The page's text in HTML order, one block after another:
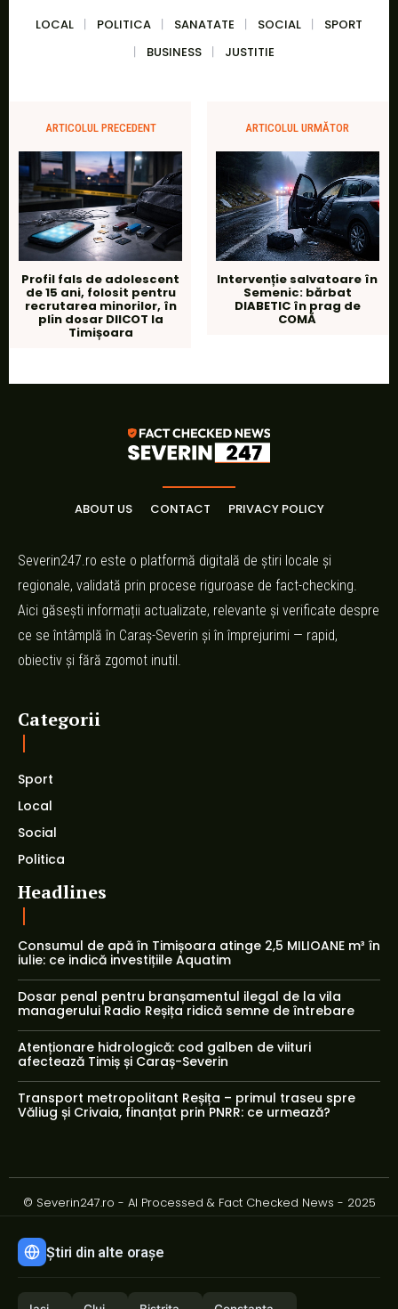
LOCAL POLITICA SANATATE SOCIAL
SPORT
BUSINESS
JUSTITIE
ARTICOLUL PRECEDENT
Profil fals de adolescent
de 15 ani, folosit pentru
recrutarea minorilor, în
plin dosar DIICOT la
Timișoara
ARTICOLUL URMĂTOR
Intervenție salvatoare în
Semenic: bărbat
DIABETIC în prag de
COMĂ
ABOUT US CONTACT PRIVACY POLICY
Severin247.ro este o platformă digitală de știri locale și
regionale, validată prin procese riguroase de fact-checking.
Aici găsești informații actualizate, relevante și verificate despre
ce se întâmplă în Caraș-Severin și în împrejurimi — rapid,
obiectiv și fără zgomot inutil.
Categorii
Sport
Local
Social
Politica
Headlines
Consumul de apă în Timișoara atinge 2,5 MILIOANE m³ în
iulie: ce indică investițiile Aquatim
Dosar penal pentru branșamentul ilegal de la vila
managerului Radio Reșița ridică semne de întrebare
Atenționare hidrologică: cod galben de viituri
afectează Timiș și Caraș-Severin
Transport metropolitant Reșița – primul traseu spre
Văliug și Crivaia, finanțat prin PNRR: ce urmează?
© Severin247.ro - AI Processed & Fact Checked News - 2025
Știri din alte orașe